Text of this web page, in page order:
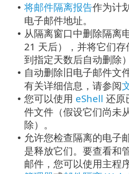
• 将邮件隔离报告作为计
电子邮件地址。
• 从隔离窗口中删除隔离
21 天后），并将它们
到指定天数后自动删除）
• 自动删除旧电子邮件文
有关详细信息，请参阅
• 您可以使用 eShell 还原
件文件（假设它们尚未
除）。
• 允许您检查隔离的电子
是释放它们。要查看和
邮件，您可以使用主程